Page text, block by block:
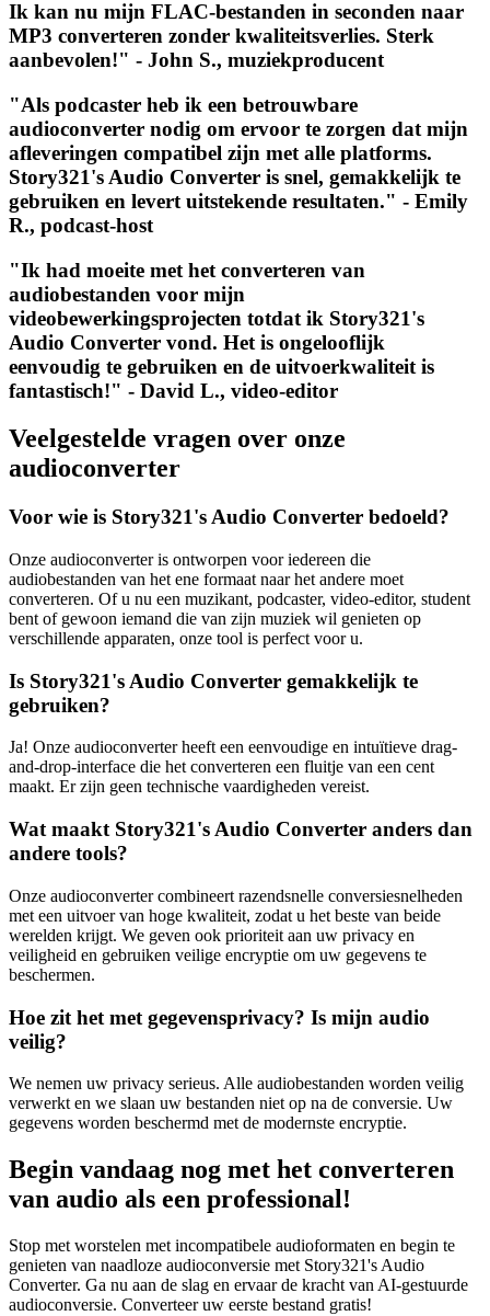
Ik kan nu mijn FLAC-bestanden in seconden naar
MP3 converteren zonder kwaliteitsverlies. Sterk
aanbevolen!" - John S., muziekproducent
"Als podcaster heb ik een betrouwbare
audioconverter nodig om ervoor te zorgen dat mijn
afleveringen compatibel zijn met alle platforms.
Story321's Audio Converter is snel, gemakkelijk te
gebruiken en levert uitstekende resultaten." - Emily
R., podcast-host
"Ik had moeite met het converteren van
audiobestanden voor mijn
videobewerkingsprojecten totdat ik Story321's
Audio Converter vond. Het is ongelooflijk
eenvoudig te gebruiken en de uitvoerkwaliteit is
fantastisch!" - David L., video-editor
Veelgestelde vragen over onze
audioconverter
Voor wie is Story321's Audio Converter bedoeld?
Onze audioconverter is ontworpen voor iedereen die
audiobestanden van het ene formaat naar het andere moet
converteren. Of u nu een muzikant, podcaster, video-editor, student
bent of gewoon iemand die van zijn muziek wil genieten op
verschillende apparaten, onze tool is perfect voor u.
Is Story321's Audio Converter gemakkelijk te
gebruiken?
Ja! Onze audioconverter heeft een eenvoudige en intuïtieve drag-
and-drop-interface die het converteren een fluitje van een cent
maakt. Er zijn geen technische vaardigheden vereist.
Wat maakt Story321's Audio Converter anders dan
andere tools?
Onze audioconverter combineert razendsnelle conversiesnelheden
met een uitvoer van hoge kwaliteit, zodat u het beste van beide
werelden krijgt. We geven ook prioriteit aan uw privacy en
veiligheid en gebruiken veilige encryptie om uw gegevens te
beschermen.
Hoe zit het met gegevensprivacy? Is mijn audio
veilig?
We nemen uw privacy serieus. Alle audiobestanden worden veilig
verwerkt en we slaan uw bestanden niet op na de conversie. Uw
gegevens worden beschermd met de modernste encryptie.
Begin vandaag nog met het converteren
van audio als een professional!
Stop met worstelen met incompatibele audioformaten en begin te
genieten van naadloze audioconversie met Story321's Audio
Converter. Ga nu aan de slag en ervaar de kracht van AI-gestuurde
audioconversie. Converteer uw eerste bestand gratis!